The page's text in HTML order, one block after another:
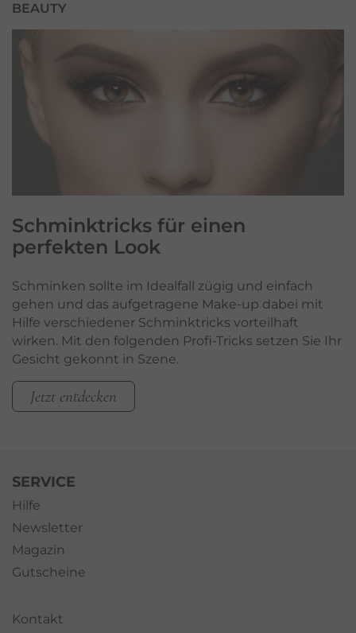
BEAUTY
Schminktricks für einen
perfekten Look
Schminken sollte im Idealfall zügig und einfach
gehen und das aufgetragene Make-up dabei mit
Hilfe verschiedener Schminktricks vorteilhaft
wirken. Mit den folgenden Profi-Tricks setzen Sie Ihr
Gesicht gekonnt in Szene.
Jetzt entdecken
SERVICE
Hilfe
Newsletter
Magazin
Gutscheine
Kontakt